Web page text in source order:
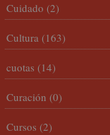
Cuidado (2)
Cultura (163)
cuotas (14)
Curación (0)
Cursos (2)